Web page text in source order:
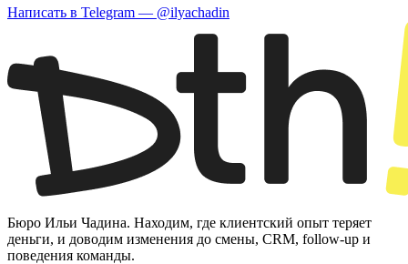
Написать в Telegram — @ilyachadin
Бюро Ильи Чадина. Находим, где клиентский опыт теряет
деньги, и доводим изменения до смены, CRM, follow-up и
поведения команды.